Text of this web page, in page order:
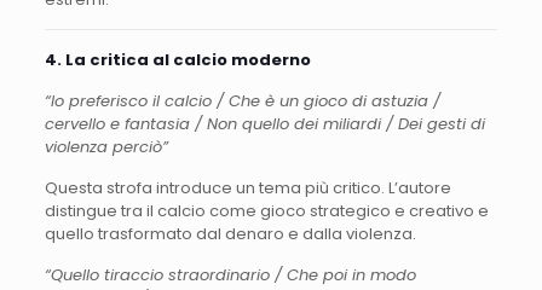
4. La critica al calcio moderno
“Io preferisco il calcio / Che è un gioco di astuzia /
cervello e fantasia / Non quello dei miliardi / Dei gesti di
violenza perciò”
Questa strofa introduce un tema più critico. L’autore
distingue tra il calcio come gioco strategico e creativo e
quello trasformato dal denaro e dalla violenza.
“Quello tiraccio straordinario / Che poi in modo